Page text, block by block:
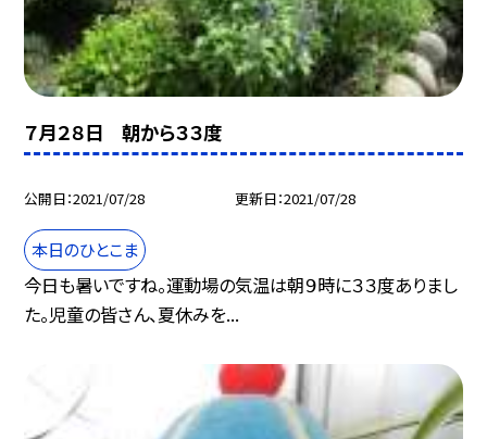
７月２８日 朝から３３度
公開日 2021/07/28 更新日 2021/07/28
本日のひとこま
今日も暑いですね。運動場の気温は朝９時に３３度ありまし
た。児童の皆さん、夏休みを...